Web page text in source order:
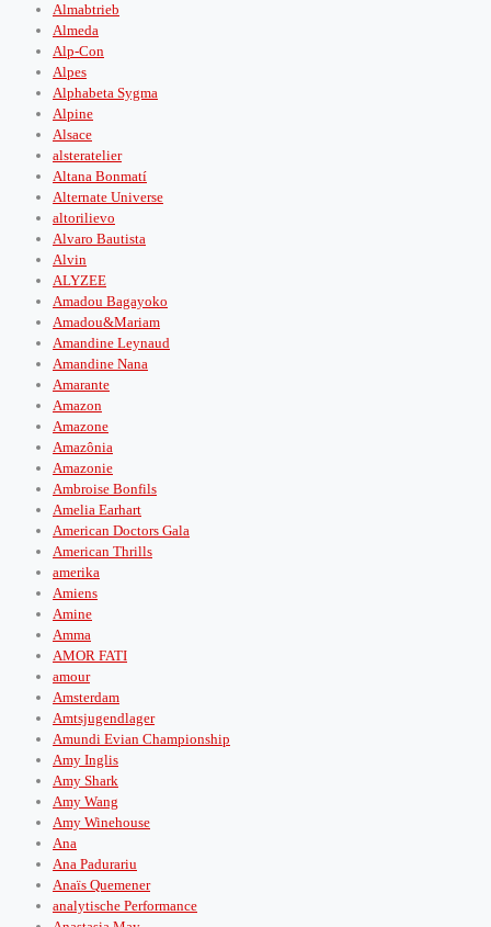
Almabtrieb
Almeda
Alp-Con
Alpes
Alphabeta Sygma
Alpine
Alsace
alsteratelier
Altana Bonmatí
Alternate Universe
altorilievo
Alvaro Bautista
Alvin
ALYZEE
Amadou Bagayoko
Amadou&Mariam
Amandine Leynaud
Amandine Nana
Amarante
Amazon
Amazone
Amazônia
Amazonie
Ambroise Bonfils
Amelia Earhart
American Doctors Gala
American Thrills
amerika
Amiens
Amine
Amma
AMOR FATI
amour
Amsterdam
Amtsjugendlager
Amundi Evian Championship
Amy Inglis
Amy Shark
Amy Wang
Amy Winehouse
Ana
Ana Padurariu
Anaïs Quemener
analytische Performance